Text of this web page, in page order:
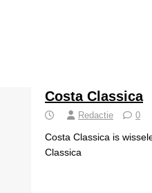
Costa Classica
Redactie 0
Costa Classica is
Classica